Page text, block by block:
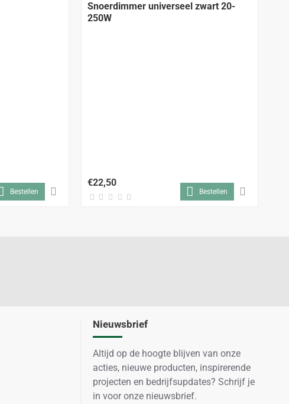
Bestellen
Snoerdimmer universeel zwart 20-
250W
€22,50
Bestellen
Nieuwsbrief
Altijd op de hoogte blijven van onze
acties, nieuwe producten, inspirerende
projecten en bedrijfsupdates? Schrijf je
in voor onze nieuwsbrief.